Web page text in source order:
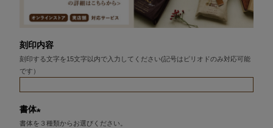
刻印内容
刻印する文字を15文字以内で入力してください(記号はピリオドのみ対応可能
です）
書体
書体を３種類からお選びください。